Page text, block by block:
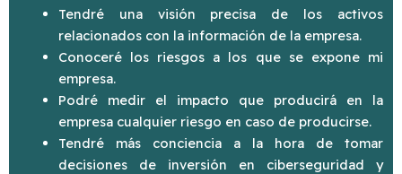
Tendré una visión precisa de los activos
relacionados con la información de la empresa.
Conoceré los riesgos a los que se expone mi
empresa.
Podré medir el impacto que producirá en la
empresa cualquier riesgo en caso de producirse.
Tendré más conciencia a la hora de tomar
decisiones de inversión en ciberseguridad y